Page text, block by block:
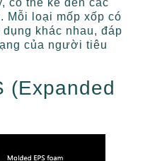
có thể kể đến các
Mỗi loại mốp xốp có
khác nhau, đáp
của người tiêu
(Expanded